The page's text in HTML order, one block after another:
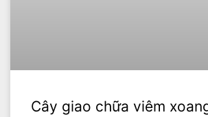
Cây giao chữa viêm